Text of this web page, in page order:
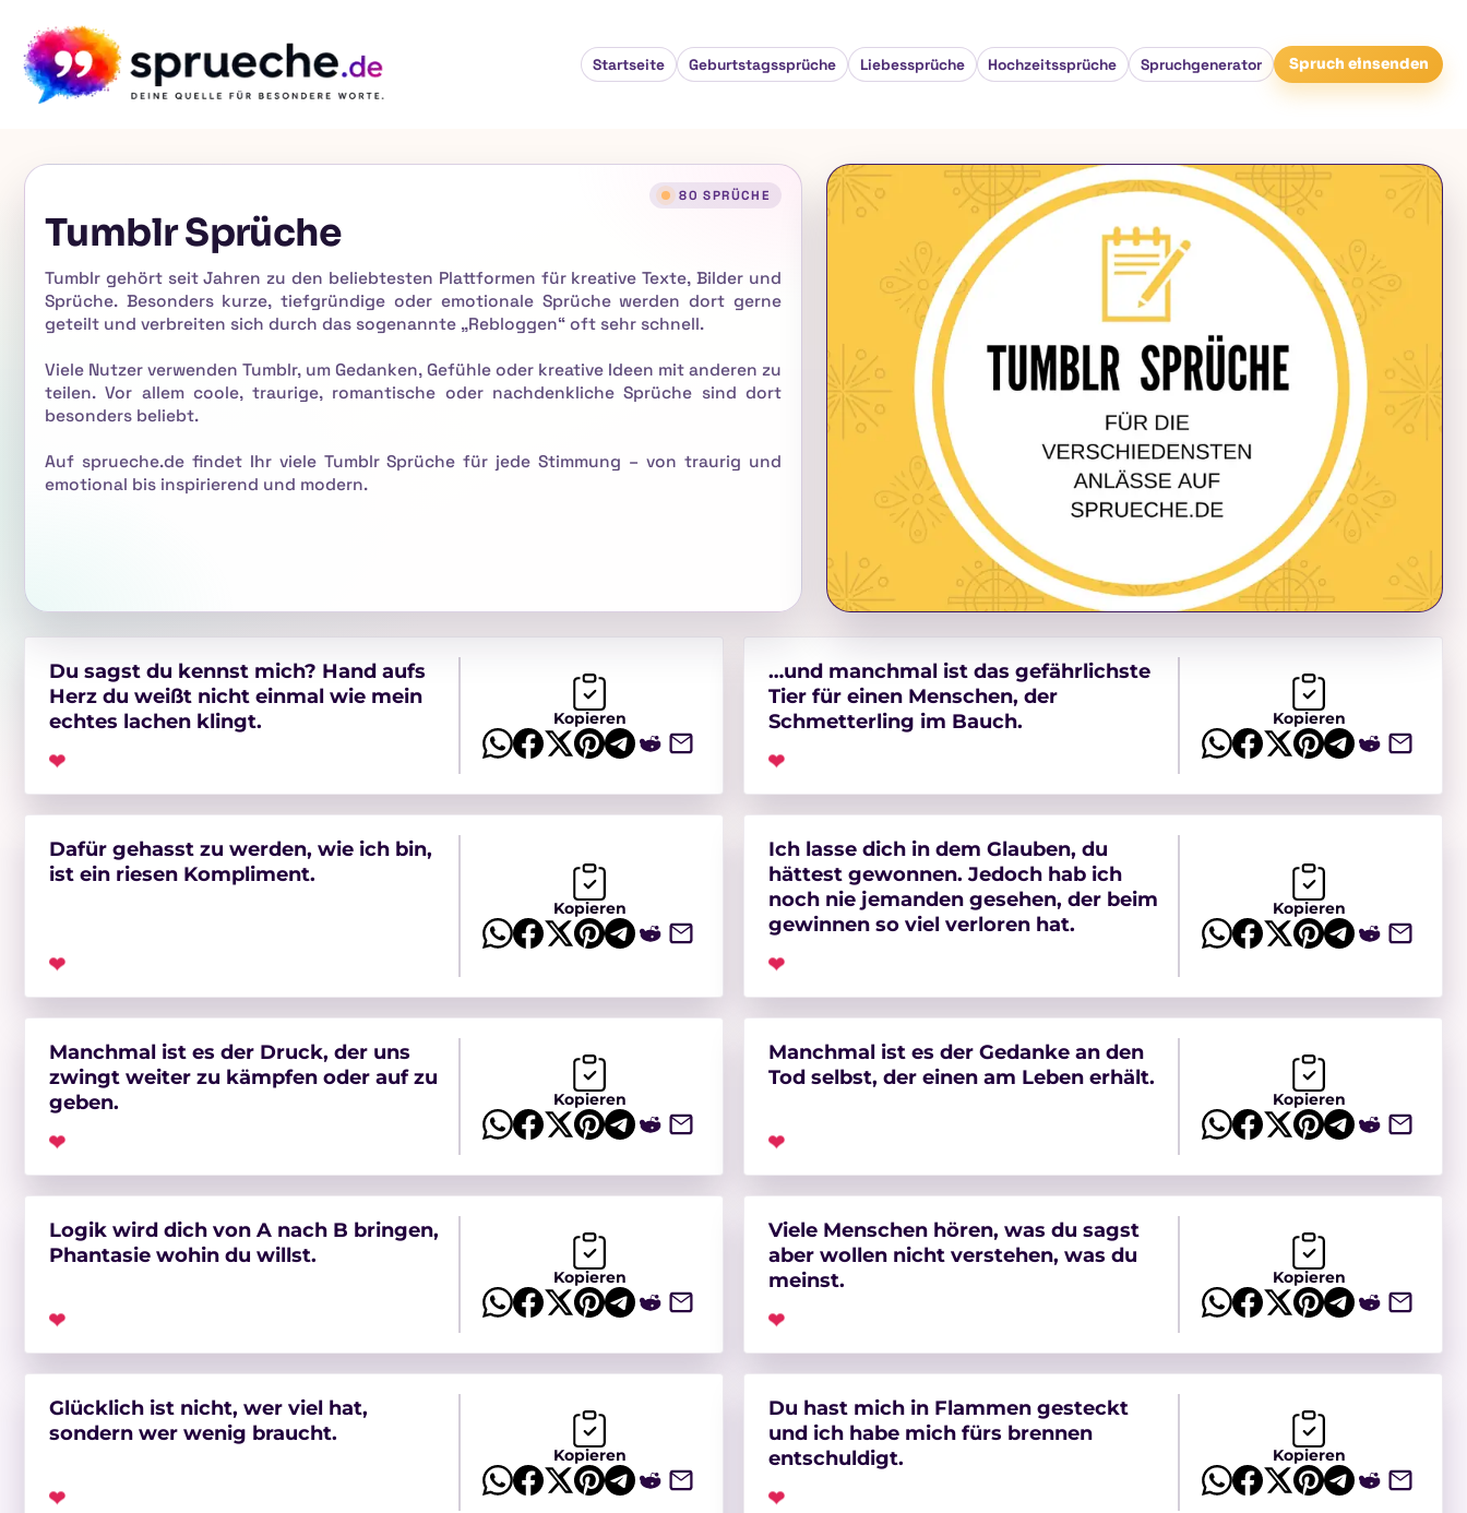
Startseite Geburtstagssprüche Liebessprüche Hochzeitssprüche Spruchgenerator Spruch einsenden
80 SPRÜCHE
Tumblr Sprüche
Tumblr gehört seit Jahren zu den beliebtesten Plattformen für kreative Texte, Bilder und
Sprüche. Besonders kurze, tiefgründige oder emotionale Sprüche werden dort gerne
geteilt und verbreiten sich durch das sogenannte „Rebloggen“ oft sehr schnell.
Viele Nutzer verwenden Tumblr, um Gedanken, Gefühle oder kreative Ideen mit anderen zu
teilen. Vor allem coole, traurige, romantische oder nachdenkliche Sprüche sind dort
besonders beliebt.
Auf sprueche.de findet Ihr viele Tumblr Sprüche für jede Stimmung – von traurig und
emotional bis inspirierend und modern.
Du sagst du kennst mich? Hand aufs
Herz du weißt nicht einmal wie mein
echtes lachen klingt.
❤
Kopieren
…und manchmal ist das gefährlichste
Tier für einen Menschen, der
Schmetterling im Bauch.
❤
Kopieren
Dafür gehasst zu werden, wie ich bin,
ist ein riesen Kompliment.
❤
Kopieren
Ich lasse dich in dem Glauben, du
hättest gewonnen. Jedoch hab ich
noch nie jemanden gesehen, der beim
gewinnen so viel verloren hat.
❤
Kopieren
Manchmal ist es der Druck, der uns
zwingt weiter zu kämpfen oder auf zu
geben.
❤
Kopieren
Manchmal ist es der Gedanke an den
Tod selbst, der einen am Leben erhält.
❤
Kopieren
Logik wird dich von A nach B bringen,
Phantasie wohin du willst.
❤
Kopieren
Viele Menschen hören, was du sagst
aber wollen nicht verstehen, was du
meinst.
❤
Kopieren
Glücklich ist nicht, wer viel hat,
sondern wer wenig braucht.
❤
Kopieren
Du hast mich in Flammen gesteckt
und ich habe mich fürs brennen
entschuldigt.
❤
Kopieren